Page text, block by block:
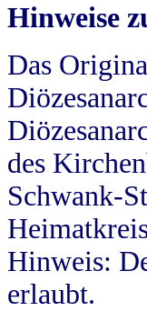
Hinweise
Das
des
Schwank-
Hinweis:
erlaubt.